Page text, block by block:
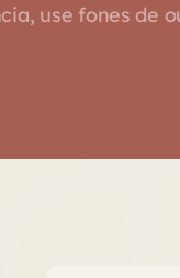
use fones de